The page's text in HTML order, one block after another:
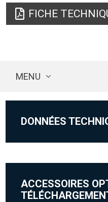
FICHE
MENU
DONNÉES
ACCESSOIRES